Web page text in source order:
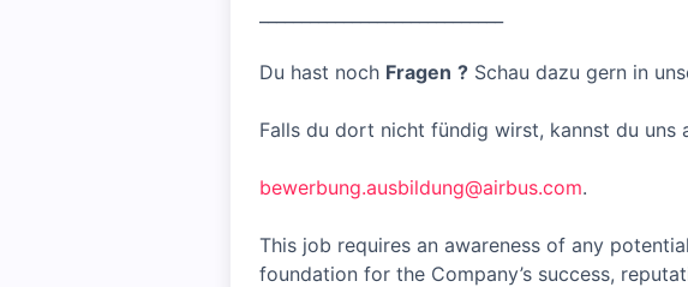
Du hast noch Fragen ? Schau dazu gern in
Falls du dort nicht fündig wirst, kannst du uns
bewerbung.ausbildung@airbus.com.
This job requires an awareness of any
foundation for the Company’s success,